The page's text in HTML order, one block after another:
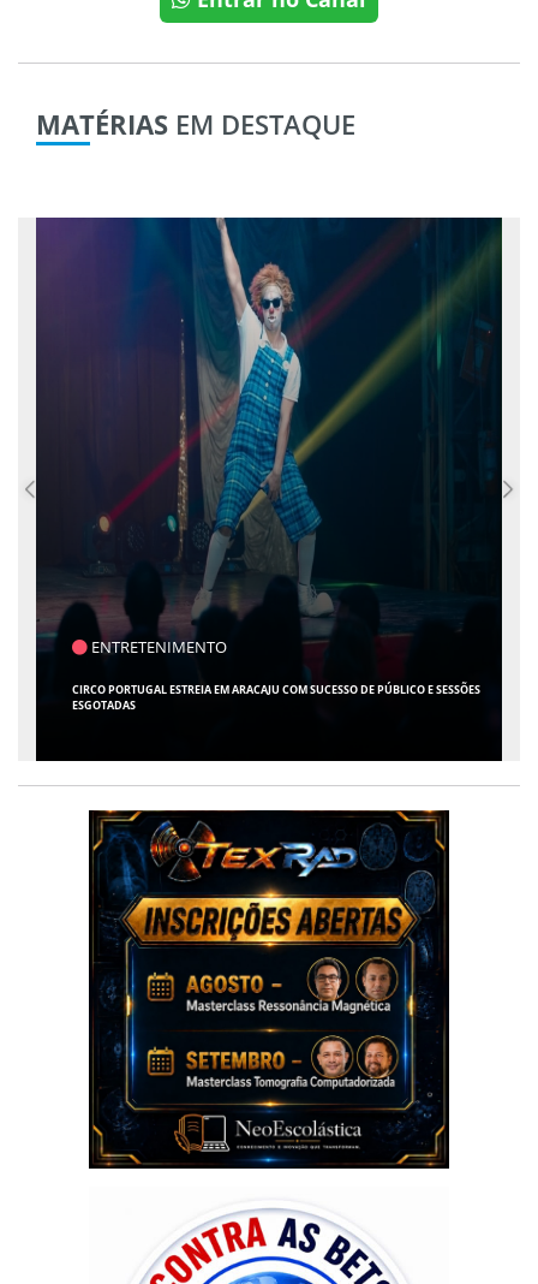
MATÉRIAS EM DESTAQUE
POLÍTICA
NOVA PESQUISA MOSTRA FÁBIO MITIDIERI EM PRIMEIRO LUGAR NA DISPUTA
PELO GOVERNO DO ESTADO